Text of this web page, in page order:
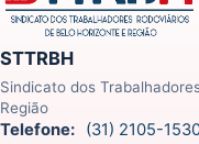
STTRBH
Sindicato dos
Região
Telefone:
(31) 2105-